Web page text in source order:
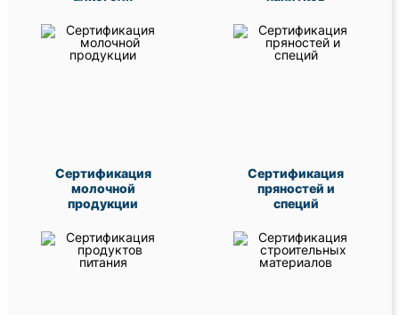
Сертификация
молочной
продукции
Сертификация
пряностей и
специй